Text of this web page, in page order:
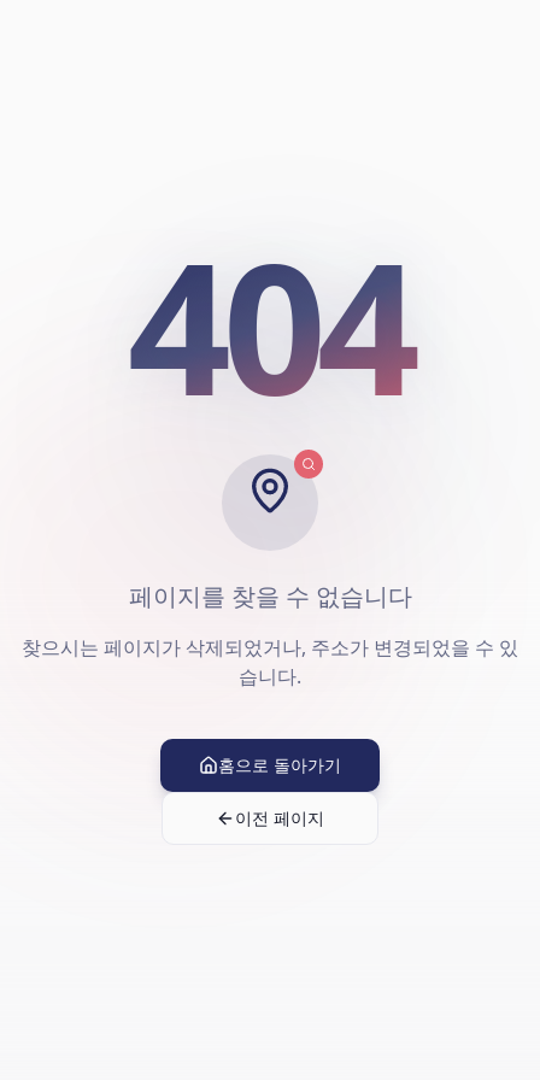
404
404
페이지를 찾을 수 없습니다
찾으시는 페이지가 삭제되었거나, 주소가 변경되었을 수 있
습니다.
홈으로 돌아가기
이전 페이지